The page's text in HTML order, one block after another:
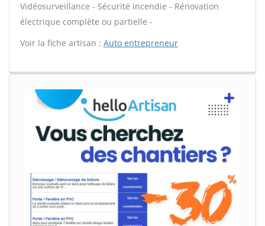
Vidéosurveillance - Sécurité incendie - Rénovation
électrique complète ou partielle -
Voir la fiche artisan : Auto entrepreneur